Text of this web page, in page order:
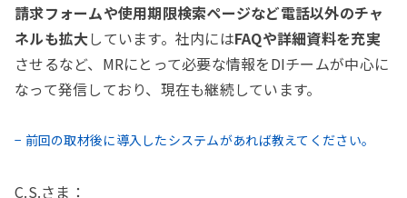
請求フォームや使用期限検索ページなど電話以外のチャ
ネルも拡大しています。社内にはFAQや詳細資料を充実
させるなど、MRにとって必要な情報をDIチームが中心に
なって発信しており、現在も継続しています。
− 前回の取材後に導入したシステムがあれば教えてください。
C.S.さま：